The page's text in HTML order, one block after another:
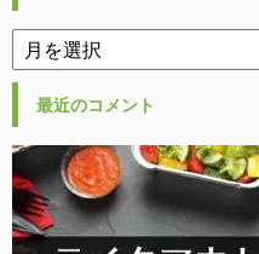
最近のコメント